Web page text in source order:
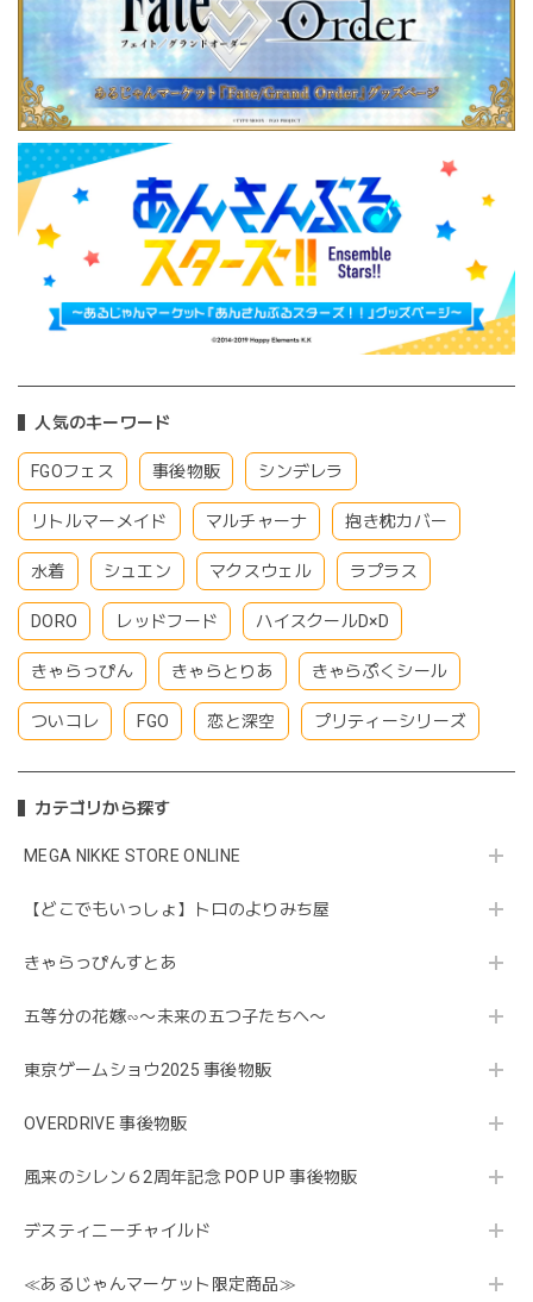
人気のキーワード
FGOフェス 事後物販 シンデレラ
リトルマーメイド マルチャーナ 抱き枕カバー
水着 シュエン マクスウェル ラプラス
DORO レッドフード ハイスクールD×D
きゃらっぴん きゃらとりあ きゃらぷくシール
ついコレ FGO 恋と深空 プリティーシリーズ
カテゴリから探す
MEGA NIKKE STORE ONLINE
【どこでもいっしょ】トロのよりみち屋
きゃらっぴんすとあ
五等分の花嫁∽〜未来の五つ子たちへ〜
東京ゲームショウ2025 事後物販
OVERDRIVE 事後物販
風来のシレン６2周年記念 POP UP 事後物販
デスティニーチャイルド
≪あるじゃんマーケット限定商品≫